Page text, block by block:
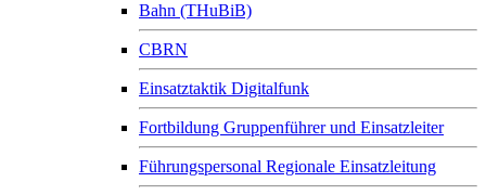
Bahn (THuBiB)
CBRN
Einsatztaktik Digitalfunk
Fortbildung Gruppenführer und Einsatzleiter
Führungspersonal Regionale Einsatzleitung